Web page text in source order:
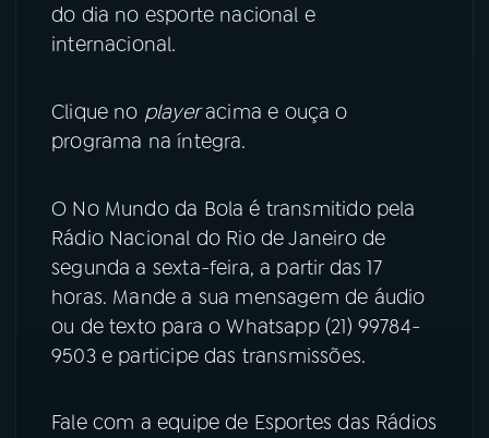
YouTube
TikTok
do dia no esporte nacional e
internacional.
Clique no playeracima e ouça o
programa na íntegra.
O No Mundo da Bola é transmitido pela
Rádio Nacional do Rio de Janeiro de
segunda a sexta-feira, a partir das 17
horas. Mande a sua mensagem de áudio
ou de texto para o Whatsapp (21) 99784-
9503 e participe das transmissões.
Fale com a equipe de Esportes das Rádios